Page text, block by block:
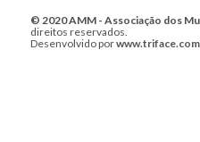
© 2020 AMM - Associação dos
direitos reservados.
Desenvolvido por